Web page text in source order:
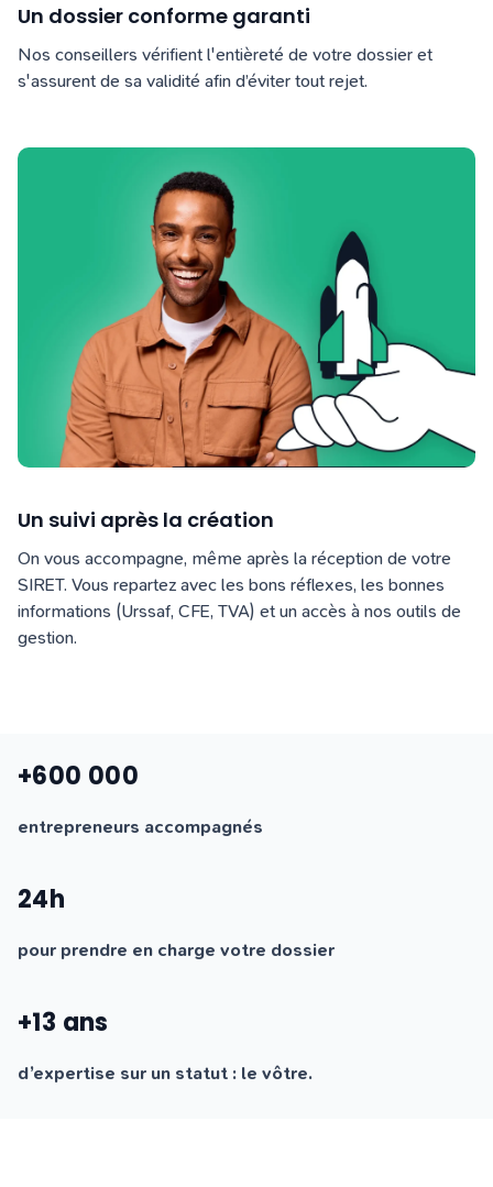
Un dossier conforme garanti
Nos conseillers vérifient l'entièreté de votre dossier et
s'assurent de sa validité afin d’éviter tout rejet.
Un suivi après la création
On vous accompagne, même après la réception de votre
SIRET. Vous repartez avec les bons réflexes, les bonnes
informations (Urssaf, CFE, TVA) et un accès à nos outils de
gestion.
+600 000
entrepreneurs accompagnés
24h
pour prendre en charge votre dossier
+13 ans
d’expertise sur un statut : le vôtre.